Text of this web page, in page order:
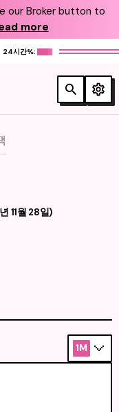
our Broker button to
more
24시간%:
11월 28일)
1M